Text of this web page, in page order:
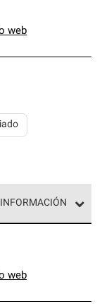
web
de techos
estrictos
web